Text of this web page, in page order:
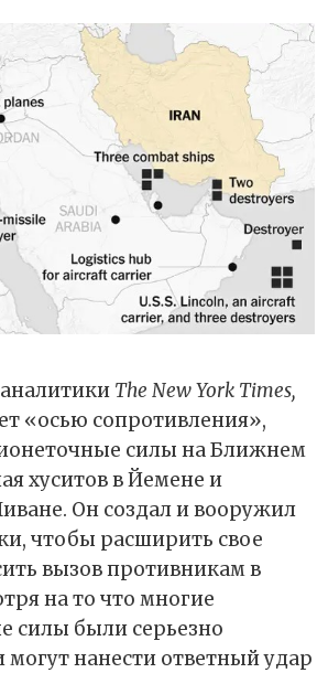
The New York Times,
«осью сопротивления»,
силы на Ближнем
хуситов в Йемене и
Он создал и вооружил
чтобы расширить свое
вызов противникам в
на то что многие
силы были серьезно
могут нанести ответный удар